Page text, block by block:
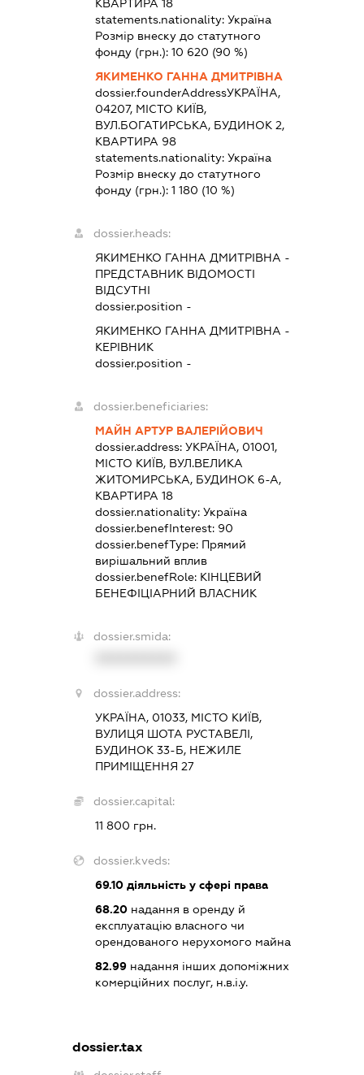
КВАРТИРА 18
statements.nationality:Україна
Розмір внеску до статутного
фонду (грн.):10 620 (90 %)
ЯКИМЕНКО ГАННА ДМИТРІВНА
dossier.founderAddressУКРАЇНА,
04207, МІСТО КИЇВ,
ВУЛ.БОГАТИРСЬКА, БУДИНОК 2,
КВАРТИРА 98
statements.nationality:Україна
Розмір внеску до статутного
фонду (грн.):1 180 (10 %)
dossier.heads:
ЯКИМЕНКО ГАННА ДМИТРІВНА -
ПРЕДСТАВНИК ВІДОМОСТІ
ВІДСУТНІ
dossier.position -
ЯКИМЕНКО ГАННА ДМИТРІВНА -
КЕРІВНИК
dossier.position -
dossier.beneficiaries:
МАЙН АРТУР ВАЛЕРІЙОВИЧ
dossier.address:УКРАЇНА, 01001,
МІСТО КИЇВ, ВУЛ.ВЕЛИКА
ЖИТОМИРСЬКА, БУДИНОК 6-А,
КВАРТИРА 18
dossier.nationality:Україна
dossier.benefInterest: 90
dossier.benefType: Прямий
вирішальний вплив
dossier.benefRole: КІНЦЕВИЙ
БЕНЕФІЦІАРНИЙ ВЛАСНИК
dossier.smida:
dossier.address:
УКРАЇНА, 01033, МІСТО КИЇВ,
ВУЛИЦЯ ШОТА РУСТАВЕЛІ,
БУДИНОК 33-Б, НЕЖИЛЕ
ПРИМІЩЕННЯ 27
dossier.capital:
11 800 грн.
dossier.kveds:
69.10 діяльність у сфері права
68.20 надання в оренду й
експлуатацію власного чи
орендованого нерухомого майна
82.99 надання інших допоміжних
комерційних послуг, н.в.і.у.
dossier.tax